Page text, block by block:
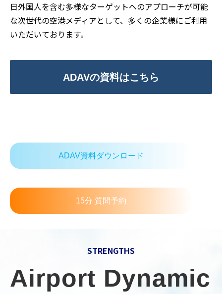
日外国人を含む多様なターゲットへのアプローチが可能
な次世代の空港メディアとして、多くの企業様にご利用
いただいております。
ADAVの資料はこちら
ADAV資料ダウンロード
15分 質問予約
STRENGTHS
Airport Dynamic